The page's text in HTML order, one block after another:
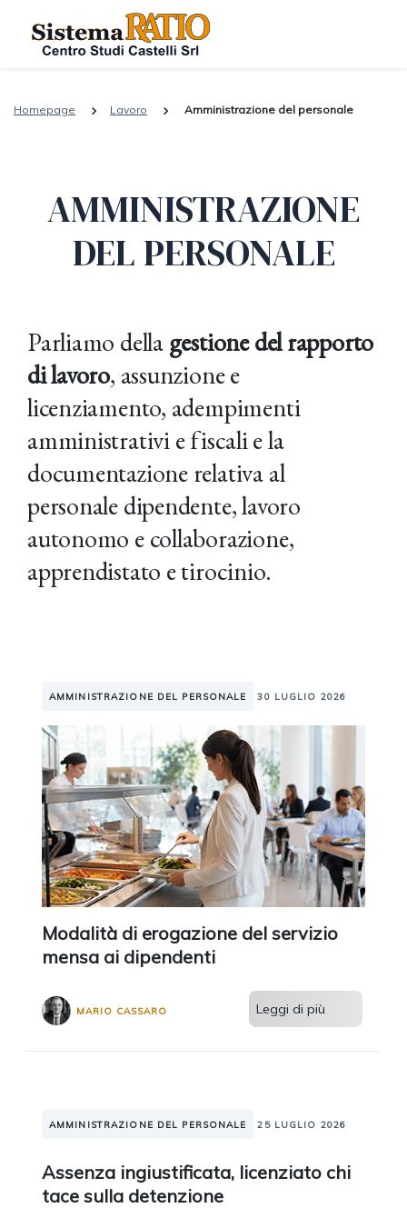
Homepage Lavoro Amministrazione del personale
AMMINISTRAZIONE
DEL PERSONALE
Parliamo dellagestione del rapporto
di lavoro, assunzione e
licenziamento, adempimenti
amministrativi e fiscali e la
documentazione relativa al
personale dipendente, lavoro
autonomo e collaborazione,
apprendistato e tirocinio.
AMMINISTRAZIONE DEL PERSONALE 30 LUGLIO 2026
Modalità di erogazione del servizio
mensa ai dipendenti
MARIO CASSARO Leggi di più
AMMINISTRAZIONE DEL PERSONALE 25 LUGLIO 2026
Assenza ingiustificata, licenziato chi
tace sulla detenzione